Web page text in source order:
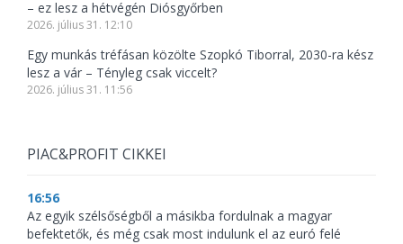
– ez lesz a hétvégén Diósgyőrben
2026. július 31. 12:10
Egy munkás tréfásan közölte Szopkó Tiborral, 2030-ra kész
lesz a vár – Tényleg csak viccelt?
2026. július 31. 11:56
PIAC&PROFIT CIKKEI
16:56
Az egyik szélsőségből a másikba fordulnak a magyar
befektetők, és még csak most indulunk el az euró felé